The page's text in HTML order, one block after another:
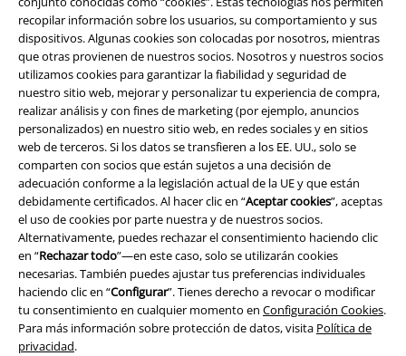
recopilar información sobre los usuarios, su comportamiento y sus
dispositivos. Algunas cookies son colocadas por nosotros, mientras
que otras provienen de nuestros socios. Nosotros y nuestros socios
utilizamos cookies para garantizar la fiabilidad y seguridad de
nuestro sitio web, mejorar y personalizar tu experiencia de compra,
realizar análisis y con fines de marketing (por ejemplo, anuncios
personalizados) en nuestro sitio web, en redes sociales y en sitios
web de terceros. Si los datos se transfieren a los EE. UU., solo se
comparten con socios que están sujetos a una decisión de
adecuación conforme a la legislación actual de la UE y que están
debidamente certificados. Al hacer clic en “Aceptar cookies”, aceptas
el uso de cookies por parte nuestra y de nuestros socios.
Alternativamente, puedes rechazar el consentimiento haciendo clic
en “Rechazar todo”—en este caso, solo se utilizarán cookies
necesarias. También puedes ajustar tus preferencias individuales
haciendo clic en “Configurar”. Tienes derecho a revocar o modificar
tu consentimiento en cualquier momento en Configuración Cookies.
Para más información sobre protección de datos, visita Política de
privacidad.
Legal
Términos y Condiciones
Aviso Legal
Ley protección de datos
Eliminación de residuos y protección del medioambiente